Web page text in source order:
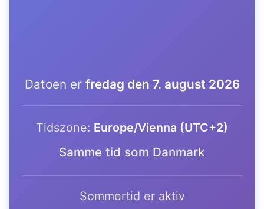
Datoen er fredag den 7. august 2026
Tidszone: Europe/Vienna (UTC+2)
Samme tid som Danmark
Sommertid er aktiv